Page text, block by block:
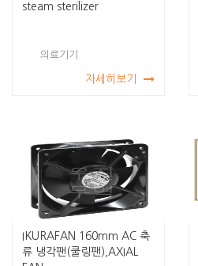
steam sterilizer
의료기기
자세히보기
IKURAFAN 160mm AC 축
류 냉각팬(쿨링팬),AXIAL